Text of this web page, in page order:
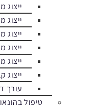
ייצוג
ייצוג
ייצוג
ייצוג
ייצוג
עורך
טיפול